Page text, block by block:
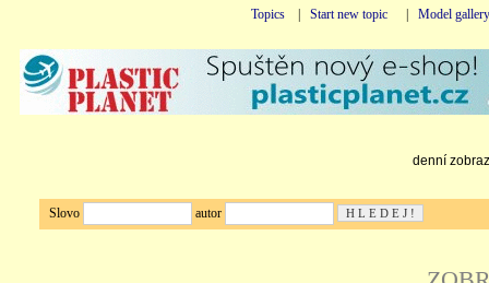
Topics
Start new topic Model gallery
denní
Slovo autor